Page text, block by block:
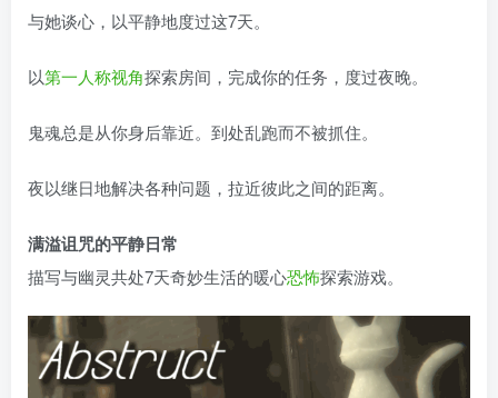
与她谈心，以平静地度过这7天。
以第一人称视角探索房间，完成你的任务，度过夜晚。
鬼魂总是从你身后靠近。到处乱跑而不被抓住。
夜以继日地解决各种问题，拉近彼此之间的距离。
满溢诅咒的平静日常
描写与幽灵共处7天奇妙生活的暖心恐怖探索游戏。